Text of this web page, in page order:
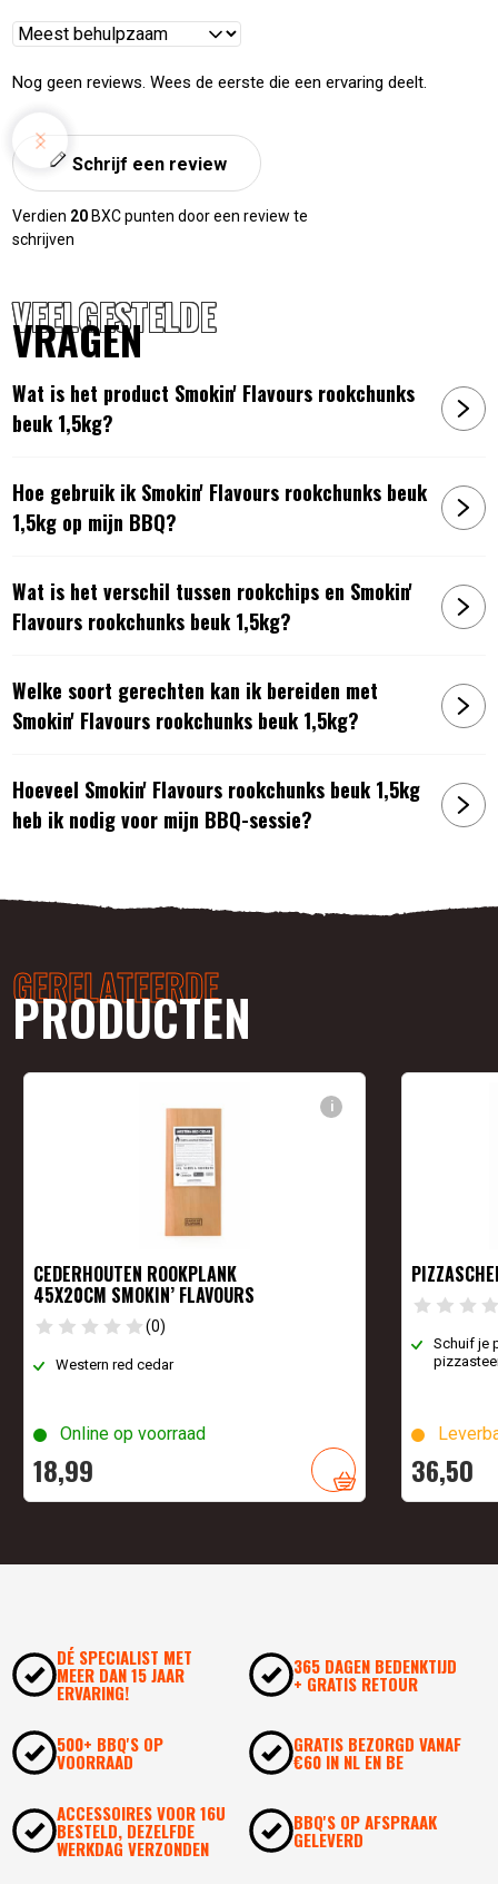
Reviews
Nog geen reviews. Wees de eerste die een ervaring deelt.
Schrijf een review
Verdien 20 BXC punten door een review te
schrijven
VEELGESTELDE
VRAGEN
Wat is het product Smokin' Flavours rookchunks
beuk 1,5kg?
Hoe gebruik ik Smokin' Flavours rookchunks beuk
1,5kg op mijn BBQ?
Wat is het verschil tussen rookchips en Smokin'
Flavours rookchunks beuk 1,5kg?
Welke soort gerechten kan ik bereiden met
Smokin' Flavours rookchunks beuk 1,5kg?
Hoeveel Smokin' Flavours rookchunks beuk 1,5kg
heb ik nodig voor mijn BBQ-sessie?
GERELATEERDE
PRODUCTEN
i
CEDERHOUTEN ROOKPLANK
45X20CM SMOKIN’ FLAVOURS
(0)
Western red cedar
Online op voorraad
18,99
Schuif je
36,50
DÉ SPECIALIST MET
MEER DAN 15 JAAR
ERVARING!
365 DAGEN BEDENKTIJD
+ GRATIS RETOUR
500+ BBQ'S OP
VOORRAAD
GRATIS BEZORGD VANAF
€60 IN NL EN BE
ACCESSOIRES VOOR 16U
BESTELD, DEZELFDE
WERKDAG VERZONDEN
BBQ'S OP AFSPRAAK
GELEVERD